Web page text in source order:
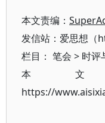
本文责编：
发信站：爱思想（
栏目： 笔会 > 时评
本
https://